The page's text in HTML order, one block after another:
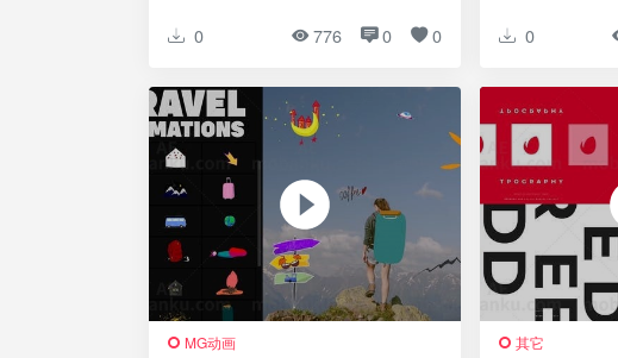
0 776 0 0
Stand Up
Conference/
Open Mic/
0
MG动画 其它